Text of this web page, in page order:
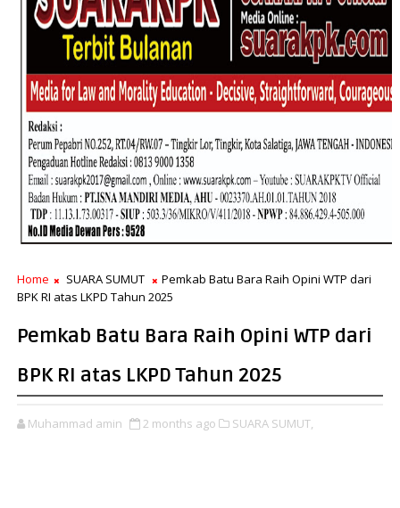
Home SUARA SUMUT
Pemkab Batu Bara Raih Opini WTP dari
BPK RI atas LKPD Tahun 2025
Pemkab Batu Bara Raih Opini WTP dari
BPK RI atas LKPD Tahun 2025
Muhammad amin 2 months ago SUARA SUMUT,